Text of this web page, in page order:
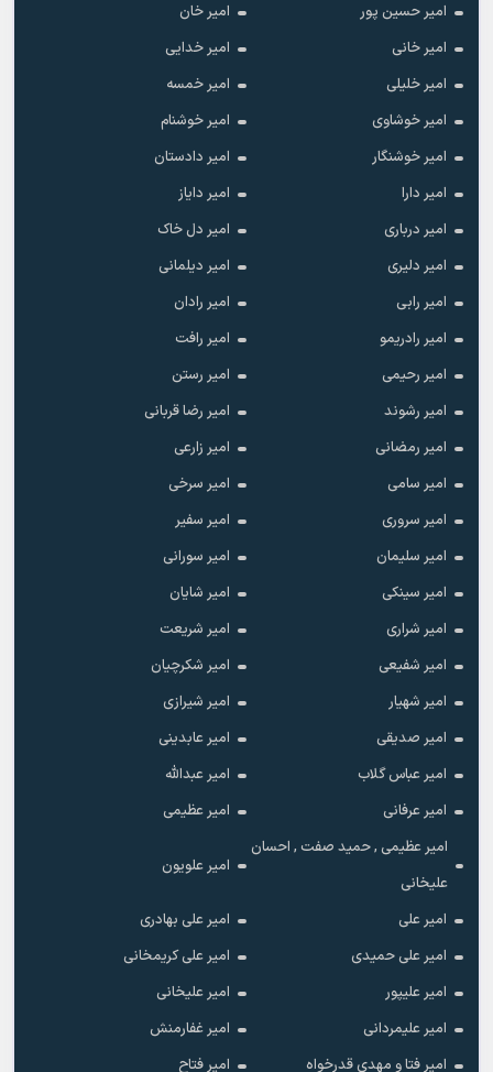
امیر حسین پور
امیر خان
امیر خانی
امیر خدایی
امیر خلیلی
امیر خمسه
امیر خوشاوی
امیر خوشنام
امیر خوشنگار
امیر دادستان
امیر دارا
امیر دایاز
امیر درباری
امیر دل خاک
امیر دلیری
امیر دیلمانی
امیر رابی
امیر رادان
امیر رادریمو
امیر رافت
امیر رحیمی
امیر رستن
امیر رشوند
امیر رضا قربانی
امیر رمضانی
امیر زارعی
امیر سامی
امیر سرخی
امیر سروری
امیر سفیر
امیر سلیمان
امیر سورانی
امیر سینکی
امیر شایان
امیر شراری
امیر شریعت
امیر شفیعی
امیر شکرچیان
امیر شهیار
امیر شیرازی
امیر صدیقی
امیر عابدینی
امیر عباس گلاب
امیر عبدالله
امیر عرفانی
امیر عظیمی
امیر عظیمی , حمید صفت , احسان
علیخانی
امیر علویون
امیر علی
امیر علی بهادری
امیر علی حمیدی
امیر علی کریمخانی
امیر علیپور
امیر علیخانی
امیر علیمردانی
امیر غفارمنش
امیر فتا و مهدی قدرخواه
امیر فتاح